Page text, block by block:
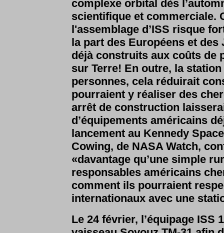
complexe orbital dès
scientifique et commerciale.
l'assemblage d’ISS risque
la part des Européens et
déjà construits aux coûts de
sur Terre! En outre, la
personnes, cela réduirait
pourraient y réaliser des
arrêt de construction
d’équipements américains
lancement au Kennedy
Cowing, de NASA Watch,
«davantage qu’une simple
responsables américains
comment ils pourraient
internationaux avec une
Le 24 février, l’équipage